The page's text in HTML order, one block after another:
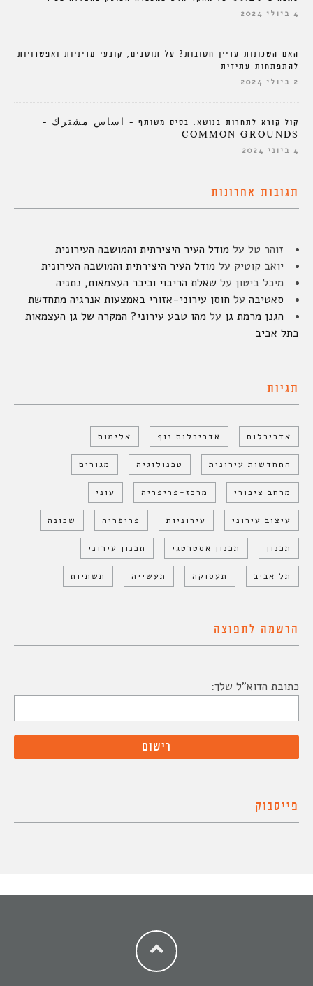
4 ביולי 2024
האם השכונות עדיין חשובות? על תושבים, קובעי מדיניות ואפשרויות
להתפתחות עתידית
2 ביולי 2024
קול קורא לתחרות בנושא: בסיס משותף – أساس مشترك –
COMMON GROUNDS
4 ביוני 2024
תגובות אחרונות
זוהר טל על מודל העיר היצירתית והמושבה העירונית
יואב קוטיק על מודל העיר היצירתית והמושבה העירונית
מיכל ביטון על שאלת הריבוי וכיכר העצמאות, נתניה
סאטיבה על חוסן עירוני-אזורי באמצעות אנרגיה מתחדשת
הגנן מרמת גן על מהו טבע עירוני? המקרה של גן העצמאות
בתל אביב
תגיות
אדריכלות אדריכלות נוף אלימות
התחדשות עירונית טכנולוגיה מגורים
מרחב ציבורי מרכז-פריפריה עוני
עיצוב עירוני עירוניות פריפריה שכונה
תכנון תכנון אסטרטגי תכנון עירוני
תל אביב תעסוקה תעשייה תשתיות
הרשמה לתפוצה
כתובת הדוא"ל שלך:
פייסבוק